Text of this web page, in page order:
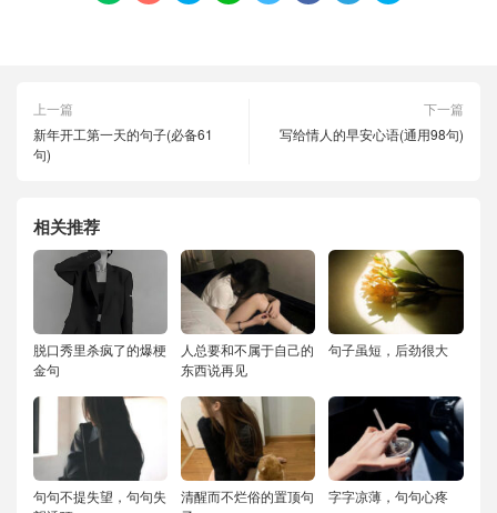
上一篇
新年开工第一天的句子(必备61
句)
下一篇
写给情人的早安心语(通用98句)
相关推荐
脱口秀里杀疯了的爆梗
金句
人总要和不属于自己的
东西说再见
句子虽短，后劲很大
句句不提失望，句句失
清醒而不烂俗的置顶句
字字凉薄，句句心疼